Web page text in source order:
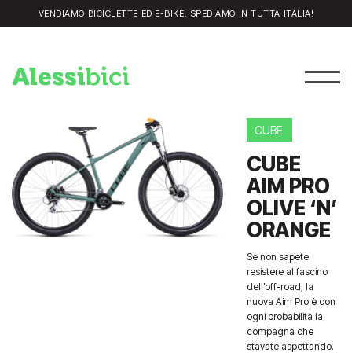
VENDIAMO BICICLETTE ED E-BIKE. SPEDIAMO IN TUTTA ITALIA!
CUBE
CUBE
AIM PRO
OLIVE ‘N’
ORANGE
Se non sapete
resistere al fascino
dell’off-road, la
nuova Aim Pro è con
ogni probabilità la
compagna che
stavate aspettando.